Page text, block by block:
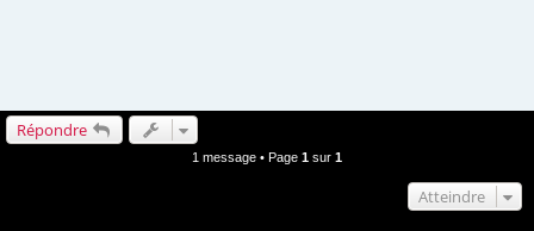
Répondre
1 message • Page 1 sur 1
Atteindre